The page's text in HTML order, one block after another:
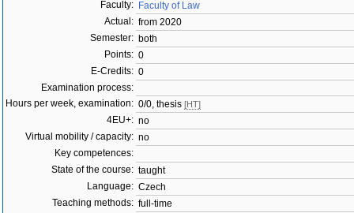
Faculty: Faculty of Law
Actual: from 2020
Semester: both
Points: 0
E-Credits: 0
Examination process:
Hours per week, examination: 0/0, thesis [HT]
4EU+: no
Virtual mobility / capacity: no
Key competences:
State of the course: taught
Language: Czech
Teaching methods: full-time